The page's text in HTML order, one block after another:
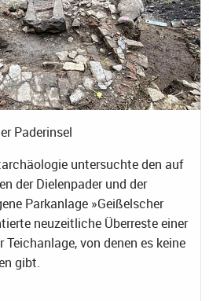
Paderinsel
untersuchte den auf
der Dielenpader und der
Parkanlage »Geißelscher
neuzeitliche Überreste einer
von denen es keine
gibt.